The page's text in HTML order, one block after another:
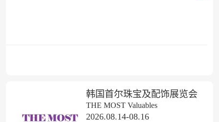
韩国首尔珠宝及配饰展览会
THE MOST Valuables
2026.08.14-08.16